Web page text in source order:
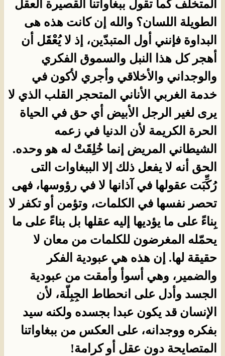
المتخلف كما تقول ببغاواتنا القصيرة العقل
الطويلة اللسان؟ والله إن كانت هذه هى
البداوة فإنني أول المتبدّين، إذ لا يُعْقَل أن
أهجر كل هذا النبل والسموق الفكري
والوجداني والأخلاقي وأجري لأكون في
خدمة الغربي الأناني المتحجر القلب الذي لا
يرى لغير الرجل الأبيض أي حق في الحياة
الحرة الكريمة لأن الدنيا في زعمه
الشيطاني المريض إنما خُلِقَتْ له هو وحده.
الحق أنه لا يفعل ذلك إلا الببغاوات التى
رُكِّبَت عقولها في آذانها لا في رؤوسها، فهى
تحصر نفسها في الكلمات، وتؤمن أو تكفر لا
بِناءً على ما يؤديها إليه عقلها بل بناءً على ما
يحمّله المغرضون للكلمات من معان لا
حقيقة لها. إن هذه هي عبودية الفكر
والضمير، وهي أسوأ وأمقت من عبودية
الجسد وأدل على انحطاط الجِبِلّة، لأن
الإنسان قد يكون عبدا بجسده ولكنه سيد
بفكره ووجدانه، على العكس من ببغاواتنا
المتصايحة دون عقل أو كرامة!